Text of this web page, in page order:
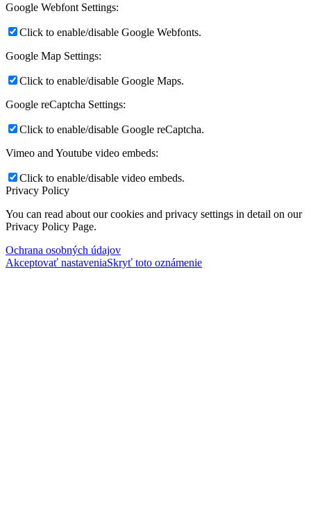
Google Webfont Settings:
Click to enable/disable Google Webfonts.
Google Map Settings:
Click to enable/disable Google Maps.
Google reCaptcha Settings:
Click to enable/disable Google reCaptcha.
Vimeo and Youtube video embeds:
Click to enable/disable video embeds.
Privacy Policy
You can read about our cookies and privacy settings in detail on our
Privacy Policy Page.
Ochrana osobných údajov
Akceptovať nastaveniaSkryť toto oznámenie